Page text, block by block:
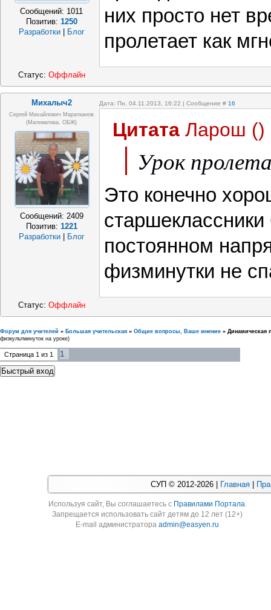
Сообщений: 1011
Позитив: 1250
Разработки
Блог
них просто нет
пролетает как
Статус: Оффлайн
Михалыч2 Дата: Пн, 04.11.2013, 16:22 | Сообщение # 16
Сергей Михайлович Маратканов
(математика, ОБЖ)
Сообщений: 2409
Позитив: 1221
Разработки
Блог
Цитата Ларош ()
Урок
Это конечно
старшеклассники
постоянном
физминутки не
Статус: Оффлайн
Форум для учителей » Большая учительская » Общие вопросы, Ваше мнение » Динамическая
физкультминуток на уроке)
Страница 1 из 1 1
СУП © 2012-2026 | Главная
Используя cайт, Вы соглашаетесь с Правилами Портала.
Запрещается использовать сайт детям до 12 лет (12+)
E-mail администратораadmin@easyen.ru